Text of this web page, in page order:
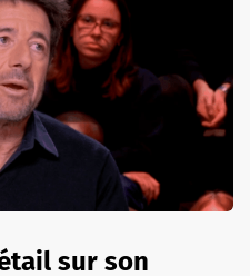
sur son